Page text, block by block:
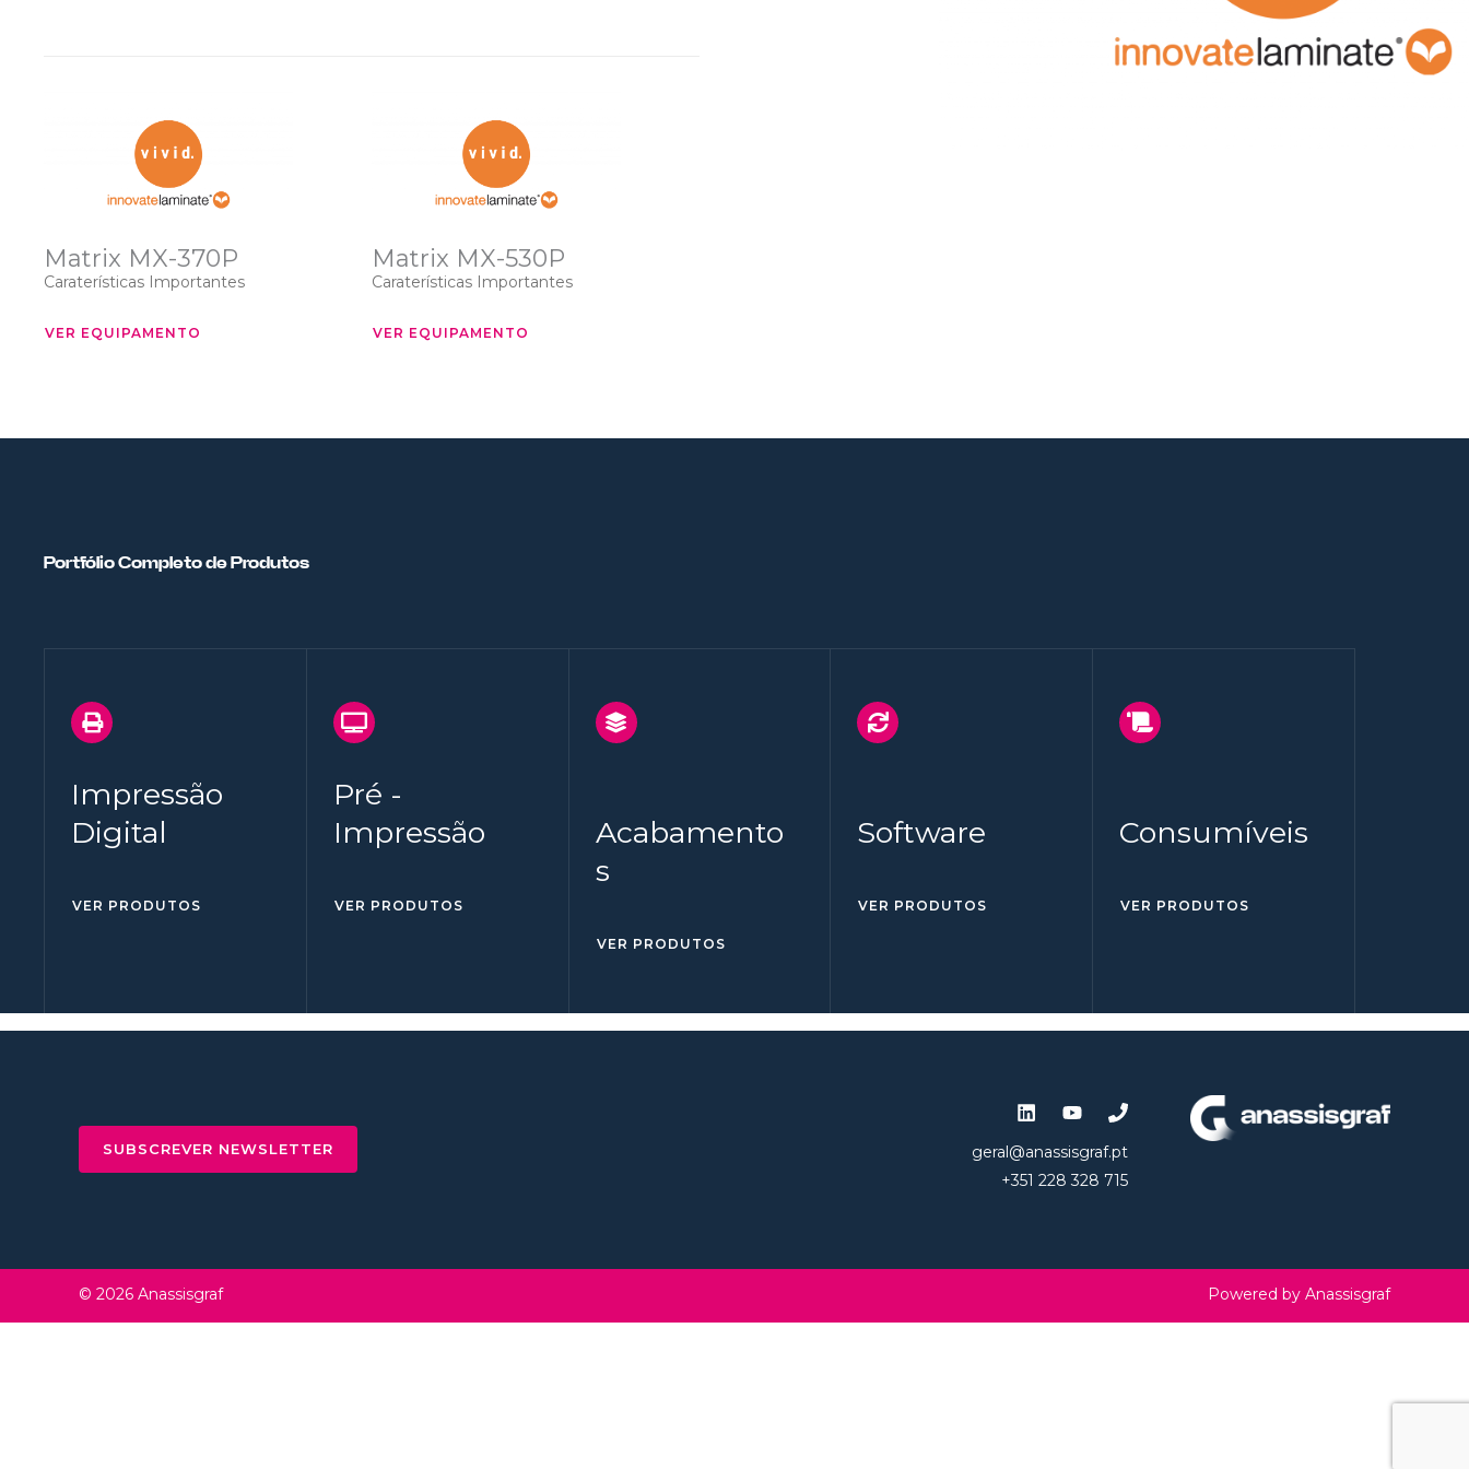
Matrix MX-370P
Caraterísticas Importantes
VER EQUIPAMENTO
Matrix MX-530P
Caraterísticas Importantes
VER EQUIPAMENTO
Portfólio Completo de Produtos
Impressão
Digital
VER PRODUTOS
Pré -
Impressão
VER PRODUTOS
Acabamento
s
VER PRODUTOS
Software
VER PRODUTOS
Consumíveis
VER PRODUTOS
SUBSCREVER NEWSLETTER
geral@anassisgraf.pt
+351 228 328 715
© 2026 Anassisgraf Powered by Anassisgraf